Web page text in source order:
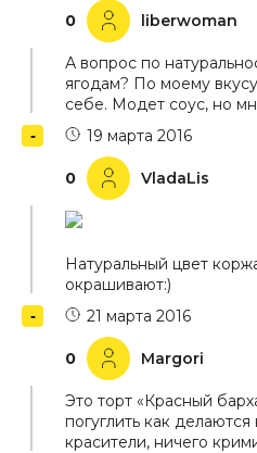
0 liberwoman
А вопрос по
ягодам? По моему
себе. Модет соус, но
0 VladaLis
19 марта 2016
Натуральный цвет
окрашивают:)
0 Margori
21 марта 2016
Это торт «Красный
погуглить как
красители, ничего